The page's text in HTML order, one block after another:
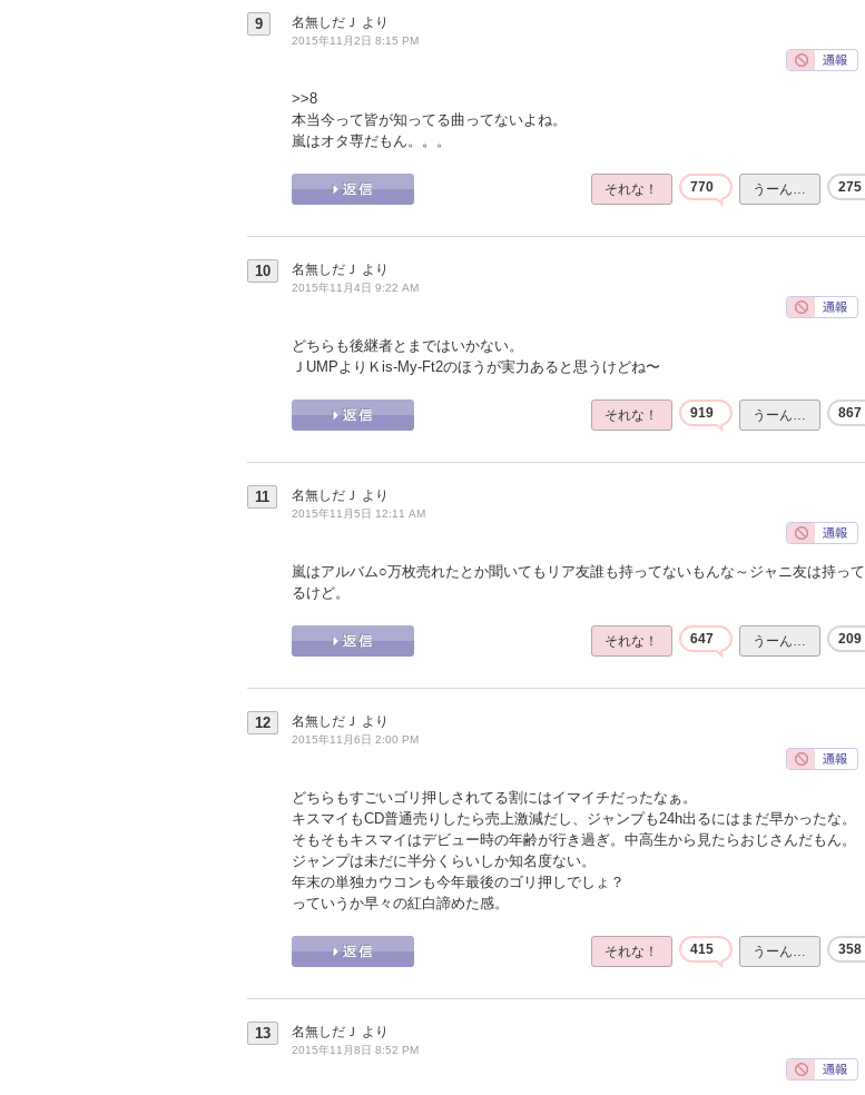
9 名無しだＪ より
2015年11月2日 8:15 PM
>>8
本当今って皆が知ってる曲ってないよね。
嵐はオタ専だもん。。。
それな！ 770 うーん… 275
10 名無しだＪ より
2015年11月4日 9:22 AM
どちらも後継者とまではいかない。
ＪUMPよりＫis-My-Ft2のほうが実力あると思うけどね〜
それな！ 919 うーん… 867
11 名無しだＪ より
2015年11月5日 12:11 AM
嵐はアルバム○万枚売れたとか聞いてもリア友誰も持ってないもんな～ジャニ友は持って
るけど。
それな！ 647 うーん… 209
12 名無しだＪ より
2015年11月6日 2:00 PM
どちらもすごいゴリ押しされてる割にはイマイチだったなぁ。
キスマイもCD普通売りしたら売上激減だし、ジャンプも24h出るにはまだ早かったな。
そもそもキスマイはデビュー時の年齢が行き過ぎ。中高生から見たらおじさんだもん。
ジャンプは未だに半分くらいしか知名度ない。
年末の単独カウコンも今年最後のゴリ押しでしょ？
っていうか早々の紅白諦めた感。
それな！ 415 うーん… 358
13 名無しだＪ より
2015年11月8日 8:52 PM